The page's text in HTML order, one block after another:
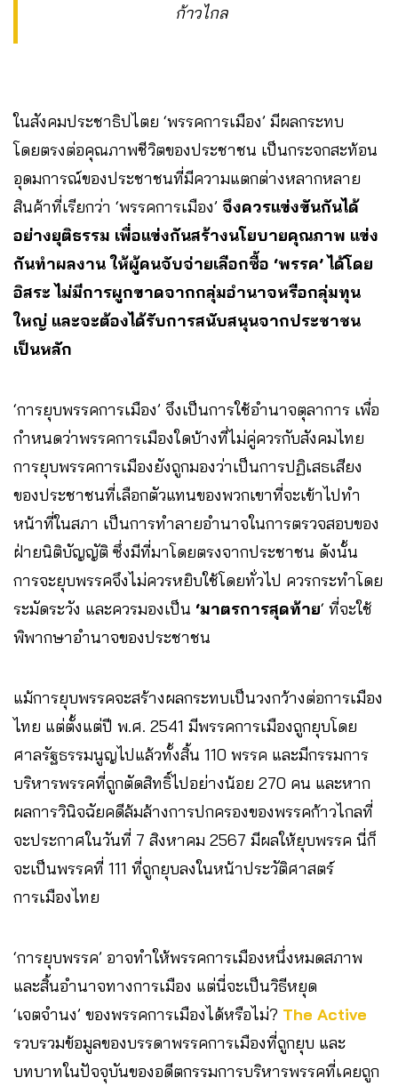
ก้าวไกล
ในสังคมประชาธิปไตย ‘พรรคการเมือง’ มีผลกระทบ
โดยตรงต่อคุณภาพชีวิตของประชาชน เป็นกระจกสะท้อน
อุดมการณ์ของประชาชนที่มีความแตกต่างหลากหลาย
สินค้าที่เรียกว่า ‘พรรคการเมือง’ จึงควรแข่งขันกันได้
อย่างยุติธรรม เพื่อแข่งกันสร้างนโยบายคุณภาพ แข่ง
กันทำผลงาน ให้ผู้คนจับจ่ายเลือกซื้อ ‘พรรค’ ได้โดย
อิสระ ไม่มีการผูกขาดจากกลุ่มอำนาจหรือกลุ่มทุน
ใหญ่ และจะต้องได้รับการสนับสนุนจากประชาชน
เป็นหลัก
‘การยุบพรรคการเมือง’ จึงเป็นการใช้อำนาจตุลาการ เพื่อ
กำหนดว่าพรรคการเมืองใดบ้างที่ไม่คู่ควรกับสังคมไทย
การยุบพรรคการเมืองยังถูกมองว่าเป็นการปฏิเสธเสียง
ของประชาชนที่เลือกตัวแทนของพวกเขาที่จะเข้าไปทำ
หน้าที่ในสภา เป็นการทำลายอำนาจในการตรวจสอบของ
ฝ่ายนิติบัญญัติ ซึ่งมีที่มาโดยตรงจากประชาชน ดังนั้น
การจะยุบพรรคจึงไม่ควรหยิบใช้โดยทั่วไป ควรกระทำโดย
ระมัดระวัง และควรมองเป็น ‘มาตรการสุดท้าย‘ ที่จะใช้
พิพากษาอำนาจของประชาชน
แม้การยุบพรรคจะสร้างผลกระทบเป็นวงกว้างต่อการเมือง
ไทย แต่ตั้งแต่ปี พ.ศ. 2541 มีพรรคการเมืองถูกยุบโดย
ศาลรัฐธรรมนูญไปแล้วทั้งสิ้น 110 พรรค และมีกรรมการ
บริหารพรรคที่ถูกตัดสิทธิ์ไปอย่างน้อย 270 คน และหาก
ผลการวินิจฉัยคดีล้มล้างการปกครองของพรรคก้าวไกลที่
จะประกาศในวันที่ 7 สิงหาคม 2567 มีผลให้ยุบพรรค นี่ก็
จะเป็นพรรคที่ 111 ที่ถูกยุบลงในหน้าประวัติศาสตร์
การเมืองไทย
‘การยุบพรรค’ อาจทำให้พรรคการเมืองหนึ่งหมดสภาพ
และสิ้นอำนาจทางการเมือง แต่นี่จะเป็นวิธีหยุด
‘เจตจำนง’ ของพรรคการเมืองได้หรือไม่? The Active
รวบรวมข้อมูลของบรรดาพรรคการเมืองที่ถูกยุบ และ
บทบาทในปัจจุบันของอดีตกรรมการบริหารพรรคที่เคยถูก